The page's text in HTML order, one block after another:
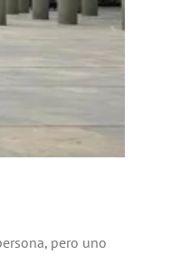
pero uno